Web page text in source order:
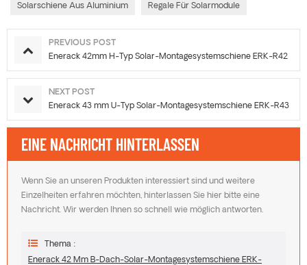
Solarschiene Aus Aluminium Regale Für Solarmodule
PREVIOUS POST
Enerack 42mm H-Typ Solar-Montagesystemschiene ERK-R42
NEXT POST
Enerack 43 mm U-Typ Solar-Montagesystemschiene ERK-R43
EINE NACHRICHT HINTERLASSEN
Wenn Sie an unseren Produkten interessiert sind und weitere
Einzelheiten erfahren möchten, hinterlassen Sie hier bitte eine
Nachricht. Wir werden Ihnen so schnell wie möglich antworten.
Thema :
Enerack 42 Mm B-Dach-Solar-Montagesystemschiene ERK-